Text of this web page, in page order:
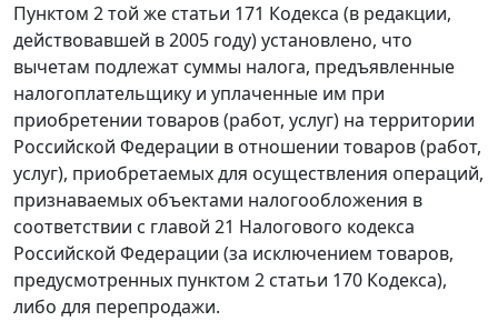
Пунктом 2той же статьи 171 Кодекса (в редакции,
действовавшей в 2005 году) установлено, что
вычетам подлежат суммы налога, предъявленные
налогоплательщику и уплаченные им при
приобретении товаров (работ, услуг) на территории
Российской Федерации в отношении товаров (работ,
услуг), приобретаемых для осуществления операций,
признаваемых объектами налогообложения в
соответствии с главой 21 Налогового кодекса
Российской Федерации (за исключением товаров,
предусмотренных пунктом 2 статьи 170 Кодекса),
либо для перепродажи.